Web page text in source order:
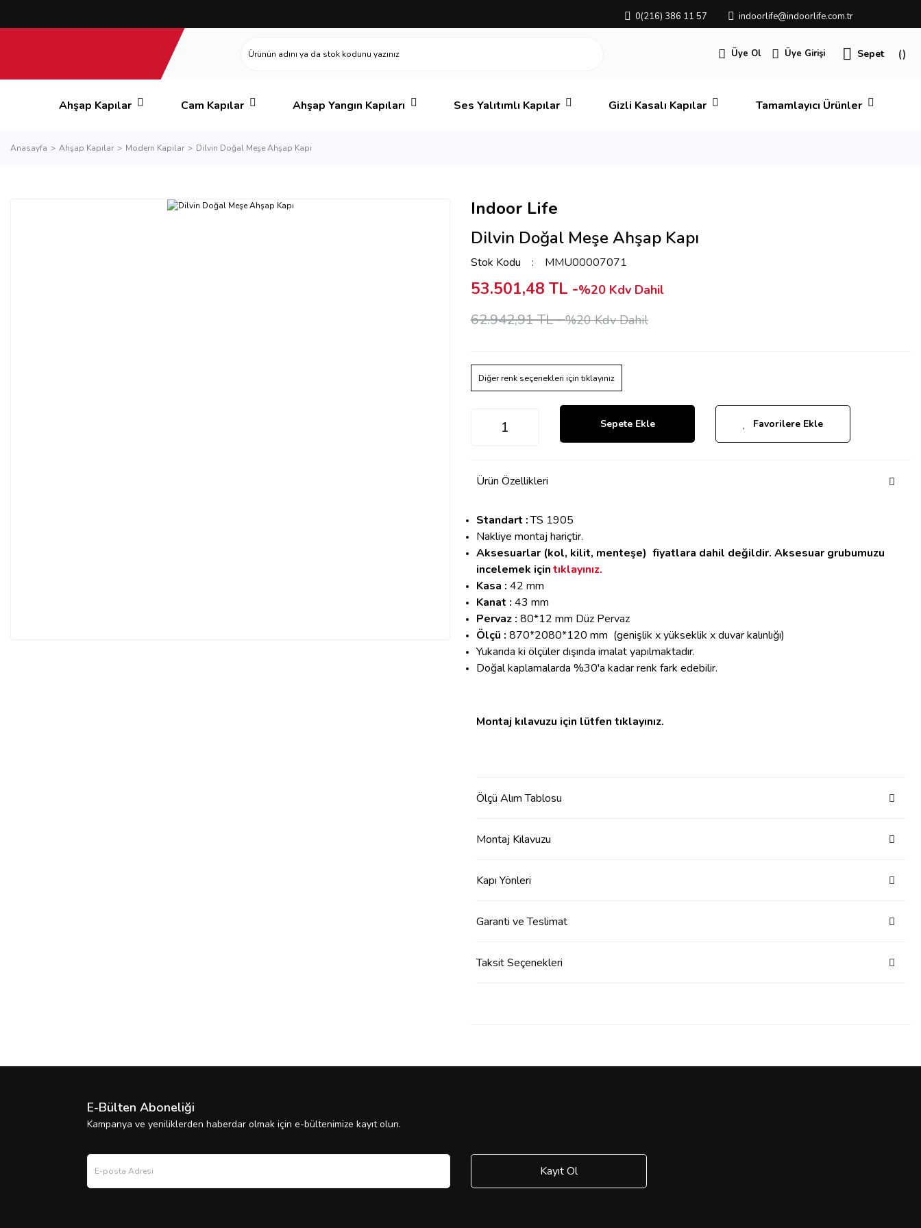
0(216) 386 11 57 indoorlife@indoorlife.com.tr
Üye Ol Üye Girişi Sepet
Ahşap Kapılar Cam Kapılar Ahşap Yangın Kapıları Ses Yalıtımlı Kapılar Gizli Kasalı Kapılar Tamamlayıcı Ürünler
Anasayfa Ahşap Kapılar Modern Kapılar Dilvin Doğal Meşe Ahşap Kapı
Indoor Life
Dilvin Doğal Meşe Ahşap Kapı
Stok Kodu MMU00007071
53.501,48 TL -%20 Kdv Dahil
62.942,91 TL -%20 Kdv Dahil
Diğer renk seçenekleri için tıklayınız
Sepete Ekle Favorilere Ekle
Ürün Özellikleri
Standart :TS 1905
Nakliye montaj hariçtir.
Aksesuarlar (kol, kilit, menteşe) fiyatlara dahil değildir. Aksesuar grubumuzu
incelemek içintıklayınız.
Kasa : 42 mm
Kanat : 43 mm
Pervaz : 80*12 mm Düz Pervaz
Ölçü : 870*2080*120 mm (genişlik x yükseklik x duvar kalınlığı)
Yukarıda ki ölçüler dışında imalat yapılmaktadır.
Doğal kaplamalarda %30'a kadar renk fark edebilir.
Montaj kılavuzu için lütfen tıklayınız.
Ölçü Alım Tablosu
Montaj Kılavuzu
Kapı Yönleri
Garanti ve Teslimat
Taksit Seçenekleri
E-Bülten Aboneliği
Kampanya ve yeniliklerden haberdar olmak için e-bültenimize kayıt olun.
Kayıt Ol